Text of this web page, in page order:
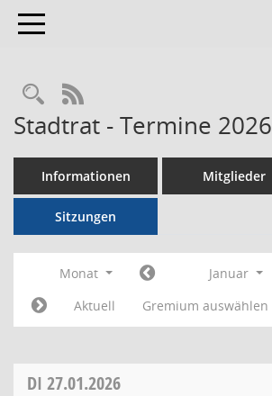
Toggle navigation
RSS-Feed
Stadtrat - Termine 2026
Informationen Mitglieder
Sitzungen
Monat Januar
Aktuell
Gremium auswählen
DI 27.01.2026